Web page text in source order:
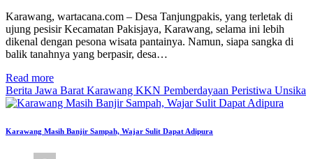
Karawang, wartacana.com – Desa Tanjungpakis, yang terletak di
ujung pesisir Kecamatan Pakisjaya, Karawang, selama ini lebih
dikenal dengan pesona wisata pantainya. Namun, siapa sangka di
balik tanahnya yang berpasir, desa…
Read more
Berita Jawa Barat Karawang KKN Pemberdayaan Peristiwa Unsika
Karawang Masih Banjir Sampah, Wajar Sulit Dapat Adipura